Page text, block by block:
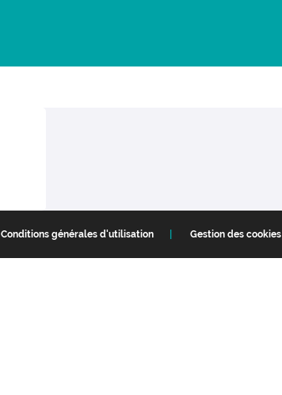
Conditions générales d'utilisation Gestion des cookies